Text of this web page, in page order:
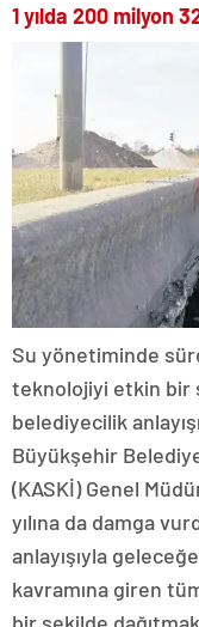
1 yılda 200 milyon
Su yönetiminde
teknolojiyi etkin bir
belediyecilik
Büyükşehir
(KASKİ) Genel
yılına da damga
anlayışıyla
kavramına giren